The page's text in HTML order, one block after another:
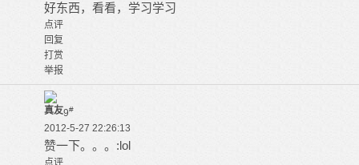
好东西，看看，学习学习
点评
回复
打赏
举报
真友9#
2012-5-27 22:26:13
赞一下。。。:lol
点评